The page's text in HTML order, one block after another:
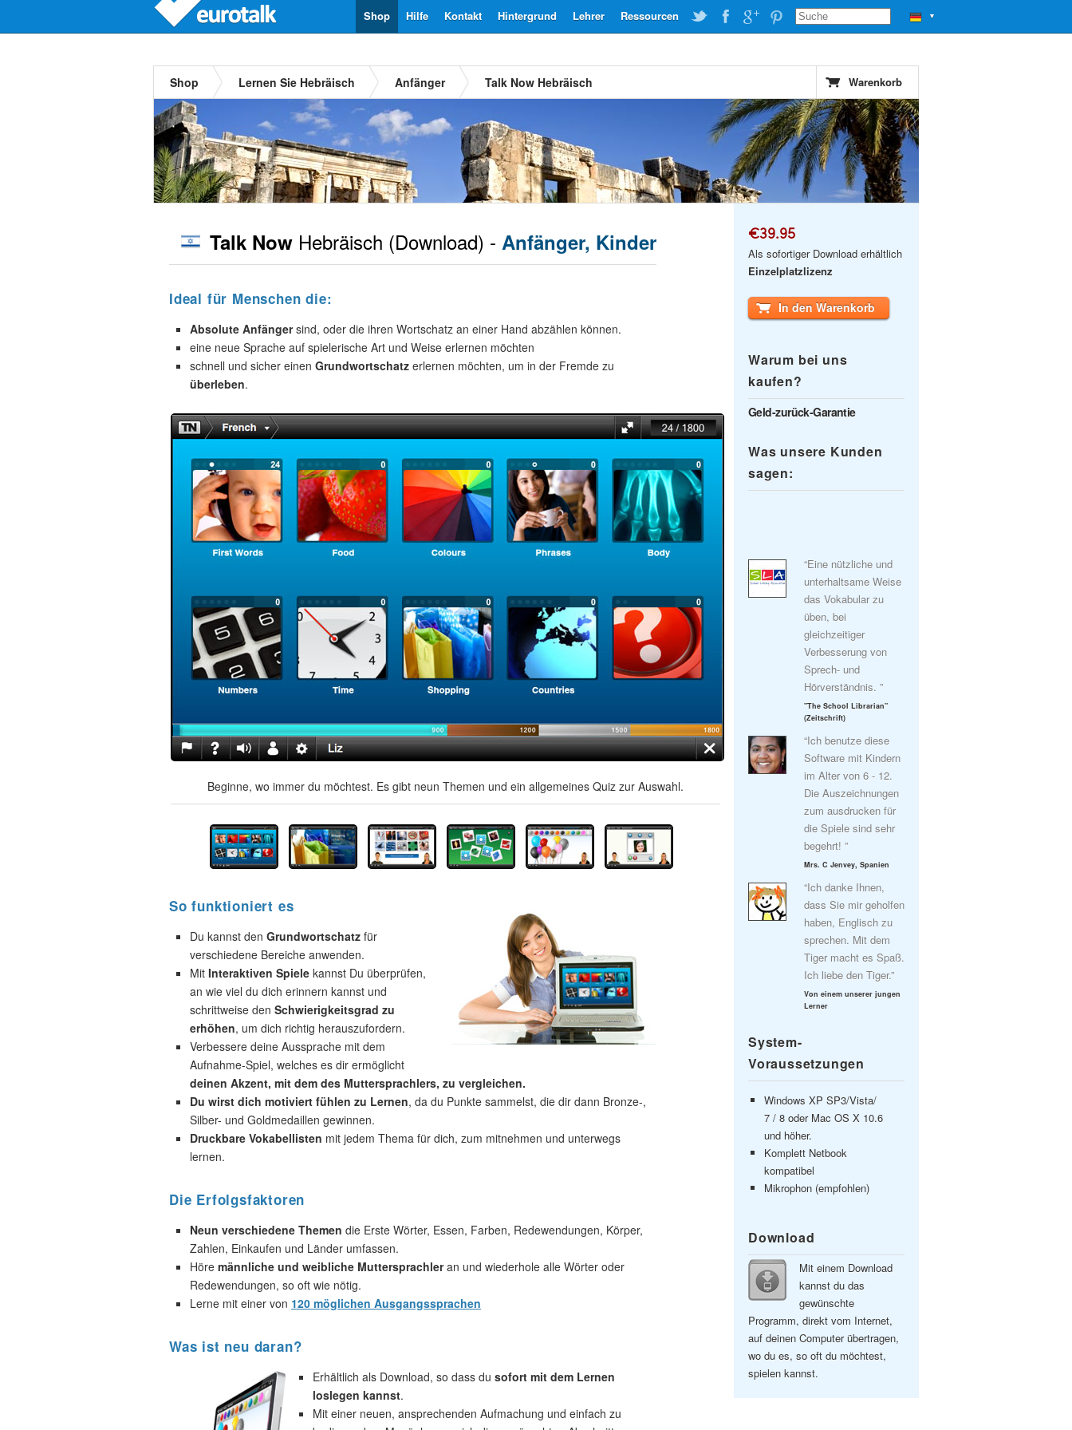
▼
Ressourcen
Lehrer
Hintergrund
Kontakt
Hilfe
Shop
Shop Lernen Sie Hebräisch Anfänger Talk Now Hebräisch Warenkorb
Talk Now Hebräisch (Download) - Anfänger, Kinder
Ideal für Menschen die:
Absolute Anfängersind, oder die ihren Wortschatz an einer Hand abzählen können.
eine neue Sprache auf spielerische Art und Weise erlernen möchten
schnell und sicher einen Grundwortschatz erlernen möchten, um in der Fremde zu
überleben.
Beginne, wo immer du möchtest. Es gibt neun Themen und ein allgemeines Quiz zur Auswahl.
So funktioniert es
Du kannst den Grundwortschatz für
verschiedene Bereiche anwenden.
Mit Interaktiven Spiele kannst Du überprüfen,
an wie viel du dich erinnern kannst und
schrittweise den Schwierigkeitsgrad zu
erhöhen, um dich richtig herauszufordern.
Verbessere deine Aussprache mit dem
Aufnahme-Spiel, welches es dir ermöglicht
deinen Akzent, mit dem des Muttersprachlers, zu vergleichen.
Du wirst dich motiviert fühlen zu Lernen, da du Punkte sammelst, die dir dann Bronze-,
Silber- und Goldmedaillen gewinnen.
Druckbare Vokabellisten mit jedem Thema für dich, zum mitnehmen und unterwegs
lernen.
Die Erfolgsfaktoren
Neun verschiedene Themen die Erste Wörter, Essen, Farben, Redewendungen, Körper,
Zahlen, Einkaufen und Länder umfassen.
Höre männliche und weibliche Muttersprachleran und wiederhole alle Wörter oder
Redewendungen, so oft wie nötig.
Lerne mit einer von 120 möglichen Ausgangssprachen
Was ist neu daran?
Erhältlich als Download, so dass du sofort mit dem Lernen
loslegen kannst.
Mit einer neuen, ansprechenden Aufmachung und einfach zu
€39.95
Als sofortiger Download erhältlich
Einzelplatzlizenz
In den Warenkorb
Warum bei uns
kaufen?
Geld-zurück-Garantie
Was unsere Kunden
sagen:
“Eine nützliche und
unterhaltsame Weise
das Vokabular zu
üben, bei
gleichzeitiger
Verbesserung von
Sprech- und
Hörverständnis. ”
"The School Librarian"
(Zeitschrift)
“Ich benutze diese
Software mit Kindern
im Alter von 6 - 12.
Die Auszeichnungen
zum ausdrucken für
die Spiele sind sehr
begehrt! ”
Mrs. C Jenvey, Spanien
“Ich danke Ihnen,
dass Sie mir geholfen
haben, Englisch zu
sprechen. Mit dem
Tiger macht es Spaß.
Ich liebe den Tiger.”
Von einem unserer jungen
Lerner
System-
Voraussetzungen
Windows XP SP3/Vista/
7 / 8 oder Mac OS X 10.6
und höher.
Komplett Netbook
kompatibel
Mikrophon (empfohlen)
Download
Mit einem Download
kannst du das
gewünschte
Programm, direkt vom Internet,
auf deinen Computer übertragen,
wo du es, so oft du möchtest,
spielen kannst.